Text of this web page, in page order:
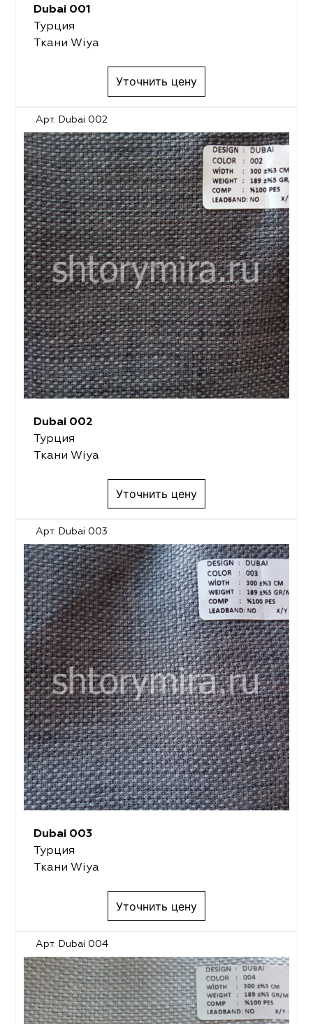
Dubai 001
Турция
Ткани Wiya
Уточнить цену
Арт. Dubai 002
Dubai 002
Турция
Ткани Wiya
Уточнить цену
Арт. Dubai 003
Dubai 003
Турция
Ткани Wiya
Уточнить цену
Арт. Dubai 004